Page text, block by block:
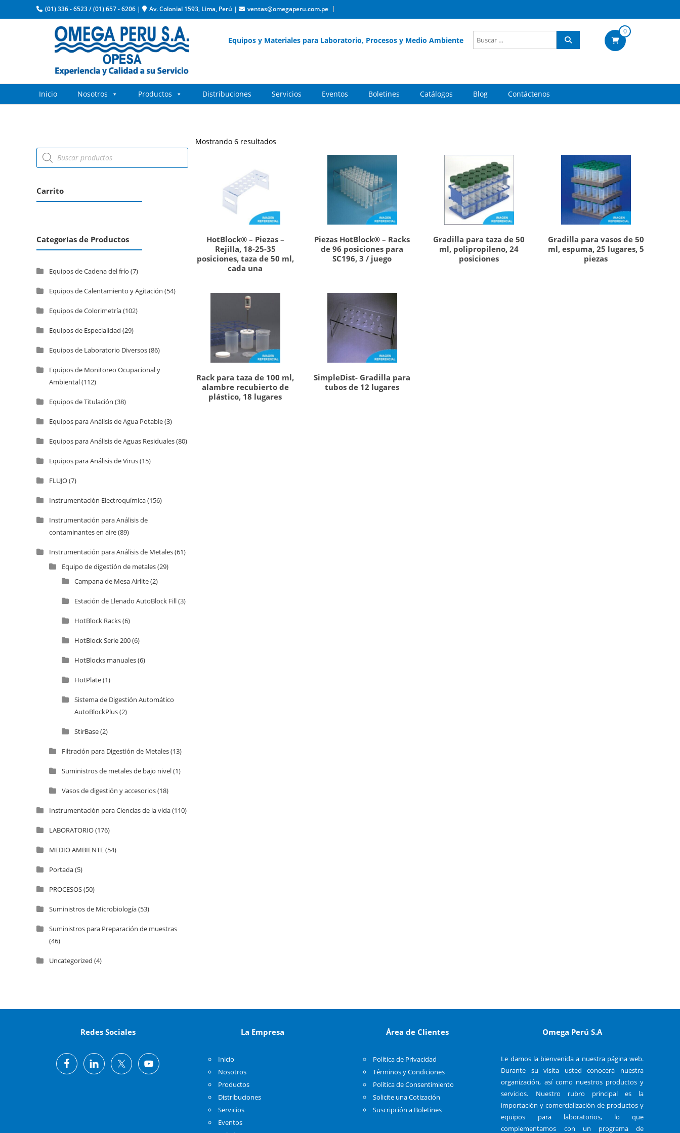
(01) 336 - 6523/(01) 657 - 6206 | Av. Colonial 1593, Lima, Perú | ventas@omegaperu.com.pe
Equipos y Materiales para Laboratorio, Procesos y Medio Ambiente
0
Inicio Nosotros Productos Distribuciones Servicios Eventos Boletines Catálogos Blog Contáctenos
Mostrando 6 resultados
HotBlock® – Piezas –
Rejilla, 18-25-35
posiciones, taza de 50 ml,
cada una
Piezas HotBlock® – Racks
de 96 posiciones para
SC196, 3 / juego
Gradilla para taza de 50
ml, polipropileno, 24
posiciones
Gradilla para vasos de 50
ml, espuma, 25 lugares, 5
piezas
Rack para taza de 100 ml,
alambre recubierto de
plástico, 18 lugares
SimpleDist- Gradilla para
tubos de 12 lugares
Carrito
Categorías de Productos
Equipos de Cadena del frío (7)
Equipos de Calentamiento y Agitación (54)
Equipos de Colorimetría(102)
Equipos de Especialidad (29)
Equipos de Laboratorio Diversos(86)
Equipos de Monitoreo Ocupacional y
Ambiental(112)
Equipos de Titulación (38)
Equipos para Análisis de Agua Potable(3)
Equipos para Análisis de Aguas Residuales(80)
Equipos para Análisis de Virus(15)
FLUJO(7)
Instrumentación Electroquímica(156)
Instrumentación para Análisis de
contaminantes en aire(89)
Instrumentación para Análisis de Metales(61)
Equipo de digestión de metales(29)
Campana de Mesa Airlite(2)
Estación de Llenado AutoBlock Fill(3)
HotBlock Racks(6)
HotBlock Serie 200(6)
HotBlocks manuales(6)
HotPlate(1)
Sistema de Digestión Automático
AutoBlockPlus(2)
StirBase(2)
Filtración para Digestión de Metales(13)
Suministros de metales de bajo nivel(1)
Vasos de digestión y accesorios(18)
Instrumentación para Ciencias de la vida(110)
LABORATORIO(176)
MEDIO AMBIENTE(54)
Portada(5)
PROCESOS(50)
Suministros de Microbiología(53)
Suministros para Preparación de muestras
(46)
Uncategorized (4)
Redes Sociales La Empresa
Inicio
Nosotros
Productos
Distribuciones
Servicios
Eventos
Área de Clientes
Política de Privacidad
Términos y Condiciones
Política de Consentimiento
Solicite una Cotización
Suscripción a Boletines
Omega Perú S.A
Le damos la bienvenida a nuestra página web.
Durante su visita usted conocerá nuestra
organización, así como nuestros productos y
servicios. Nuestro rubro principal es la
importación y comercialización de productos y
equipos para laboratorios, lo que
complementamos con un programa de